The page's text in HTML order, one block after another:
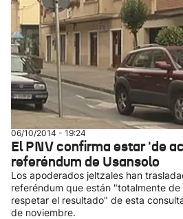
06/10/2014 - 19:24
El PNV confirma estar 'de
referéndum de Usansolo
Los apoderados jeltzales han
referéndum que están "totalmente
respetar el resultado" de esta
de noviembre.